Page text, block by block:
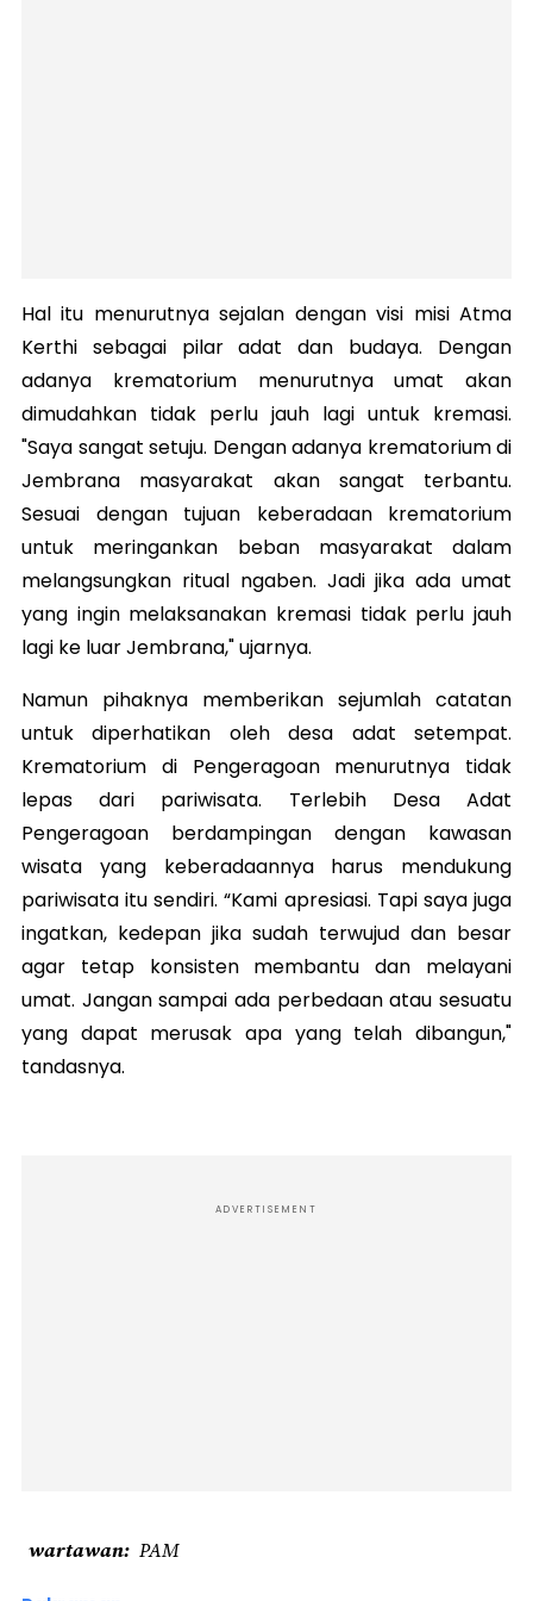
Hal itu menurutnya sejalan dengan visi misi Atma
Kerthi sebagai pilar adat dan budaya. Dengan
adanya krematorium menurutnya umat akan
dimudahkan tidak perlu jauh lagi untuk kremasi.
"Saya sangat setuju. Dengan adanya krematorium di
Jembrana masyarakat akan sangat terbantu.
Sesuai dengan tujuan keberadaan krematorium
untuk meringankan beban masyarakat dalam
melangsungkan ritual ngaben. Jadi jika ada umat
yang ingin melaksanakan kremasi tidak perlu jauh
lagi ke luar Jembrana," ujarnya.
Namun pihaknya memberikan sejumlah catatan
untuk diperhatikan oleh desa adat setempat.
Krematorium di Pengeragoan menurutnya tidak
lepas dari pariwisata. Terlebih Desa Adat
Pengeragoan berdampingan dengan kawasan
wisata yang keberadaannya harus mendukung
pariwisata itu sendiri. “Kami apresiasi. Tapi saya juga
ingatkan, kedepan jika sudah terwujud dan besar
agar tetap konsisten membantu dan melayani
umat. Jangan sampai ada perbedaan atau sesuatu
yang dapat merusak apa yang telah dibangun,"
tandasnya.
ADVERTISEMENT
wartawan PAM